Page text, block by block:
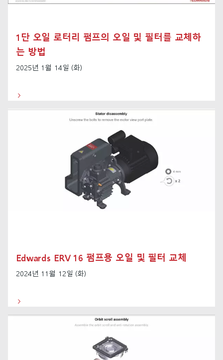
1단 오일 로터리 펌프의 오일 및 필터를 교체하
는 방법
2025년 1월 14일 (화)
Edwards ERV 16 펌프용 오일 및 필터 교체
2024년 11월 12일 (화)